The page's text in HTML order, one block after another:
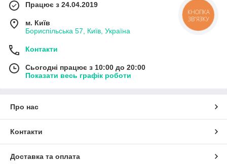
Працює з 24.04.2019
м. Київ
Бориспільська 57, Київ, Україна
Контакти
Сьогодні працює з 10:00 до 20:00
Показати весь графік роботи
Про нас
Контакти
Доставка та оплата
КНОПКА
ЗВ'ЯЗКУ